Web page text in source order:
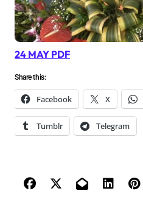
24 MAY PDF
Share this:
Facebook X
Tumblr Telegram